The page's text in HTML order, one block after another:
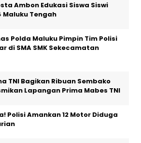
Ambon Edukasi Siswa Siswi
Maluku Tengah
Polda Maluku Pimpin Tim Polisi
di SMA SMK Sekecamatan
TNI Bagikan Ribuan Sembako
Lapangan Prima Mabes TNI
Polisi Amankan 12 Motor Diduga